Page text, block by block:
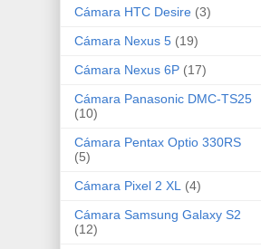
Cámara HTC Desire (3)
Cámara Nexus 5 (19)
Cámara Nexus 6P (17)
Cámara Panasonic DMC-TS25
(10)
Cámara Pentax Optio 330RS
(5)
Cámara Pixel 2 XL
(4)
Cámara Samsung Galaxy S2
(12)